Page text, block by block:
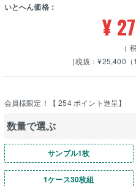
いとへん価格：
¥
［税抜：¥25,400
会員様限定！【 254ポイント進呈】
数量で選ぶ
サンプル1枚
1ケース30枚組